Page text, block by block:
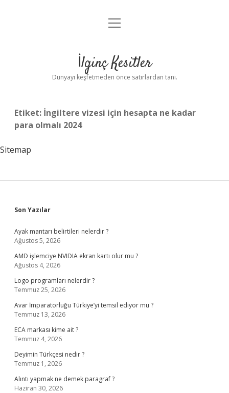
Anasayfa
Yasal Uyarı
menüyü
İlginç Kesitler
Dünyayı keşfetmeden önce satırlardan tanı.
Etiket: İngiltere vizesi için hesapta ne kadar
para olmalı 2024
Sitemap
Sidebar
Son Yazılar
Ayak mantarı belirtileri nelerdir ?
Ağustos 5, 2026
AMD işlemciye NVIDIA ekran kartı olur mu ?
Ağustos 4, 2026
Logo programları nelerdir ?
Temmuz 25, 2026
Avar İmparatorluğu Türkiye’yi temsil ediyor mu ?
Temmuz 13, 2026
ECA markası kime ait ?
Temmuz 4, 2026
Deyimin Türkçesi nedir ?
Temmuz 1, 2026
Alıntı yapmak ne demek paragraf ?
Haziran 30, 2026